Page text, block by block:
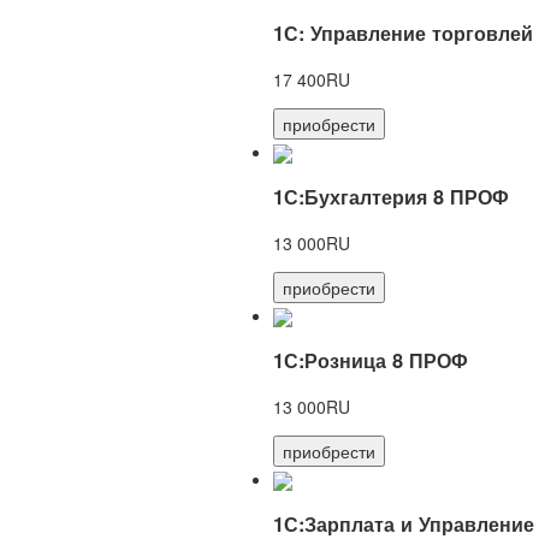
1С: Управление торговлей
17 400RU
приобрести
1С:Бухгалтерия 8 ПРОФ
13 000RU
приобрести
1С:Розница 8 ПРОФ
13 000RU
приобрести
1С:Зарплата и Управление